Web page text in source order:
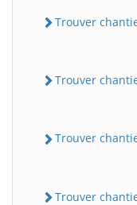
Trouver
Trouver
Trouver
Trouver